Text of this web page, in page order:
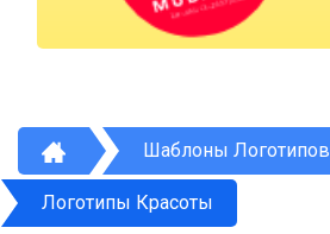
Шаблоны Логотипов
Логотипы Красоты